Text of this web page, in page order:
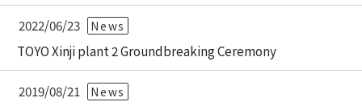
2022/06/23 News
TOYO Xinji plant 2 Groundbreaking Ceremony
2019/08/21 News